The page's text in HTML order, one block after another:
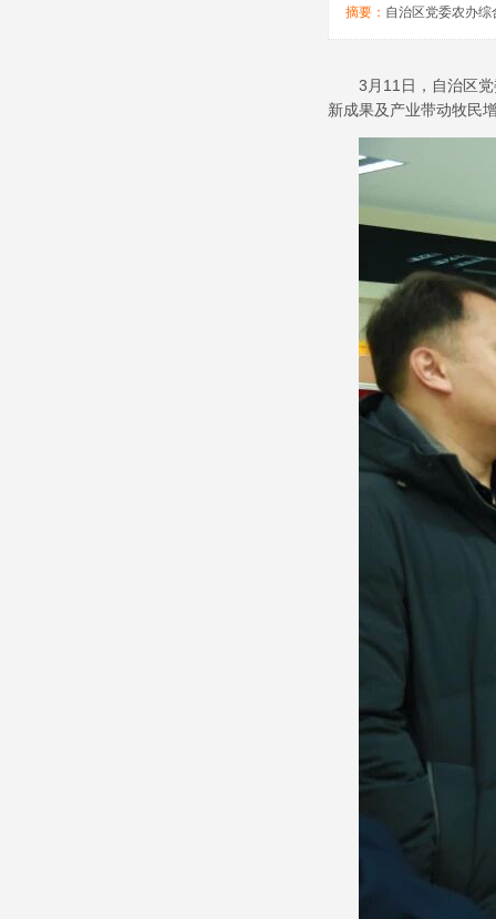
摘要： 自治区党委农办
3 月 11 日，自治区
新成果及产业带动牧民